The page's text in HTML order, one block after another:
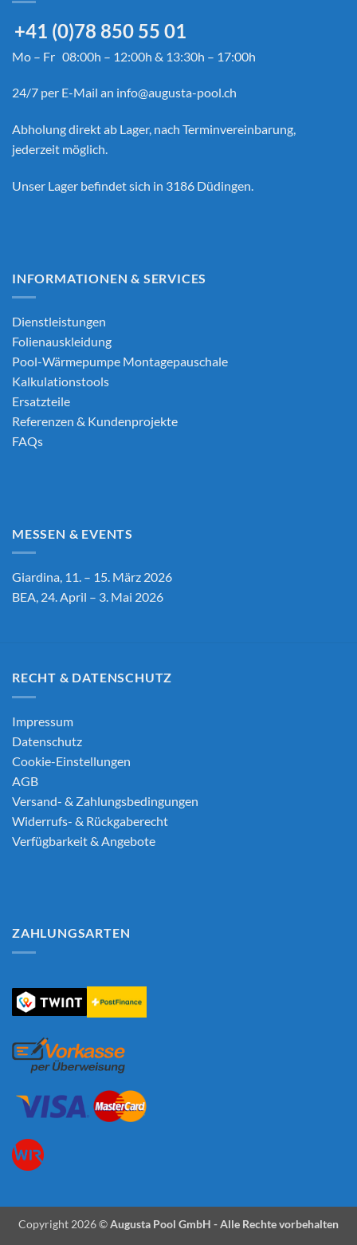
+41 (0)78 850 55 01
Mo – Fr 08:00h – 12:00h & 13:30h – 17:00h
24/7 per E-Mail an info@augusta-pool.ch
Abholung direkt ab Lager, nach Terminvereinbarung,
jederzeit möglich.
Unser Lager befindet sich in 3186 Düdingen.
INFORMATIONEN & SERVICES
Dienstleistungen
Folienauskleidung
Pool-Wärmepumpe Montagepauschale
Kalkulationstools
Ersatzteile
Referenzen & Kundenprojekte
FAQs
MESSEN & EVENTS
Giardina, 11. – 15. März 2026
BEA, 24. April – 3. Mai 2026
RECHT & DATENSCHUTZ
Impressum
Datenschutz
Cookie-Einstellungen
AGB
Versand- & Zahlungsbedingungen
Widerrufs- & Rückgaberecht
Verfügbarkeit & Angebote
ZAHLUNGSARTEN
Copyright 2026 ©Augusta Pool GmbH - Alle Rechte vorbehalten